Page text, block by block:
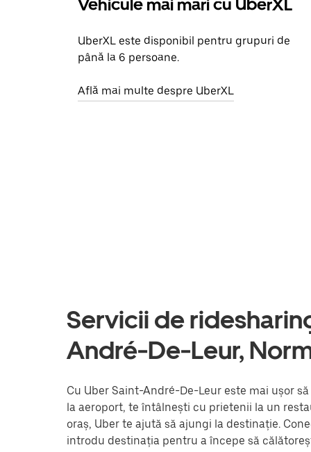
Vehicule mai mari cu UberXL
UberXL este disponibil pentru grupuri de
până la 6 persoane.
Află mai multe despre UberXL
Servicii de
André-De-Leur,
Cu Uber Saint-André-De-Leur este mai ușor
la aeroport, te întâlnești cu prietenii la un
oraș, Uber te ajută să ajungi la destinație.
introdu destinația pentru a începe să